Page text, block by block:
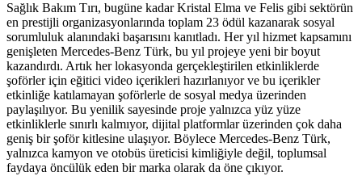
Sağlık Bakım Tırı, bugüne kadar Kristal Elma ve Felis gibi sektörün
en prestijli organizasyonlarında toplam 23 ödül kazanarak sosyal
sorumluluk alanındaki başarısını kanıtladı. Her yıl hizmet kapsamını
genişleten Mercedes-Benz Türk, bu yıl projeye yeni bir boyut
kazandırdı. Artık her lokasyonda gerçekleştirilen etkinliklerde
şoförler için eğitici video içerikleri hazırlanıyor ve bu içerikler
etkinliğe katılamayan şoförlerle de sosyal medya üzerinden
paylaşılıyor. Bu yenilik sayesinde proje yalnızca yüz yüze
etkinliklerle sınırlı kalmıyor, dijital platformlar üzerinden çok daha
geniş bir şoför kitlesine ulaşıyor. Böylece Mercedes-Benz Türk,
yalnızca kamyon ve otobüs üreticisi kimliğiyle değil, toplumsal
faydaya öncülük eden bir marka olarak da öne çıkıyor.